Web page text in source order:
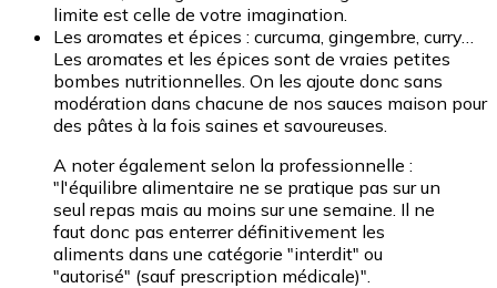
limite est celle de votre imagination.
Les aromates et épices : curcuma, gingembre, curry…
Les aromates et les épices sont de vraies petites
bombes nutritionnelles. On les ajoute donc sans
modération dans chacune de nos sauces maison pour
des pâtes à la fois saines et savoureuses.
A noter également selon la professionnelle :
"l'équilibre alimentaire ne se pratique pas sur un
seul repas mais au moins sur une semaine. Il ne
faut donc pas enterrer définitivement les
aliments dans une catégorie "interdit" ou
"autorisé" (sauf prescription médicale)".